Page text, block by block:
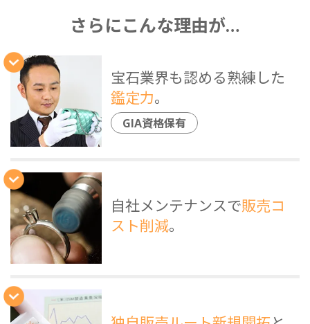
さらにこんな理由が…
宝石業界も認める熟練した
鑑定力。
GIA資格保有
自社メンテナンスで販売コ
スト削減。